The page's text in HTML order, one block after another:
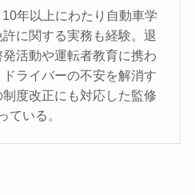
年以上にわたり自動車学
に関する実務も経験。退
活動や運転者教育に携わ
ライバーの不安を解消す
度改正にも対応した監修
ている。